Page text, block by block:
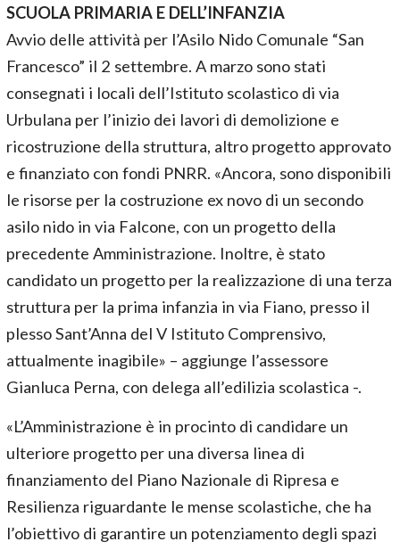
SCUOLA PRIMARIA E DELL’INFANZIA
Avvio delle attività per l’Asilo Nido Comunale “San
Francesco” il 2 settembre. A marzo sono stati
consegnati i locali dell’Istituto scolastico di via
Urbulana per l’inizio dei lavori di demolizione e
ricostruzione della struttura, altro progetto approvato
e finanziato con fondi PNRR. «Ancora, sono disponibili
le risorse per la costruzione ex novo di un secondo
asilo nido in via Falcone, con un progetto della
precedente Amministrazione. Inoltre, è stato
candidato un progetto per la realizzazione di una terza
struttura per la prima infanzia in via Fiano, presso il
plesso Sant’Anna del V Istituto Comprensivo,
attualmente inagibile» – aggiunge l’assessore
Gianluca Perna, con delega all’edilizia scolastica -.
«L’Amministrazione è in procinto di candidare un
ulteriore progetto per una diversa linea di
finanziamento del Piano Nazionale di Ripresa e
Resilienza riguardante le mense scolastiche, che ha
l’obiettivo di garantire un potenziamento degli spazi